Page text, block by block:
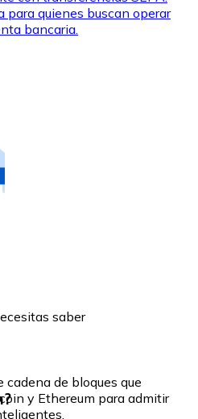
para quienes buscan operar
bancaria.
saber
de bloques que
y Ethereum para admitir